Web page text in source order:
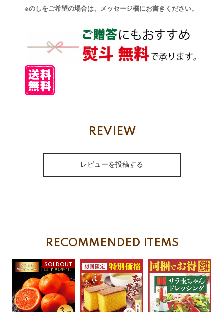
※のしをご希望の場合は、メッセージ欄にお書きください。
REVIEW
レビューを投稿する
RECOMMENDED ITEMS
SOLDOUT